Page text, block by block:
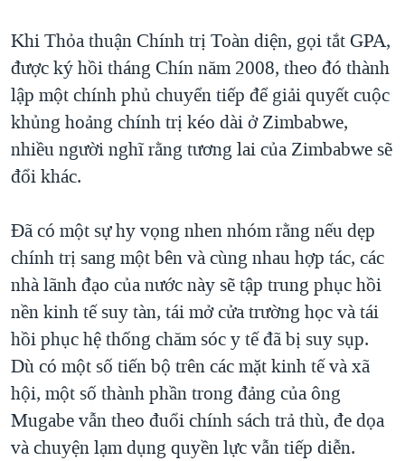
Khi Thỏa thuận Chính trị Toàn diện, gọi tắt GPA,
được ký hồi tháng Chín năm 2008, theo đó thành
lập một chính phủ chuyển tiếp để giải quyết cuộc
khủng hoảng chính trị kéo dài ở Zimbabwe,
nhiều người nghĩ rằng tương lai của Zimbabwe sẽ
đổi khác.
Đã có một sự hy vọng nhen nhóm rằng nếu dẹp
chính trị sang một bên và cùng nhau hợp tác, các
nhà lãnh đạo của nước này sẽ tập trung phục hồi
nền kinh tế suy tàn, tái mở cửa trường học và tái
hồi phục hệ thống chăm sóc y tế đã bị suy sụp.
Dù có một số tiến bộ trên các mặt kinh tế và xã
hội, một số thành phần trong đảng của ông
Mugabe vẫn theo đuổi chính sách trả thù, đe dọa
và chuyện lạm dụng quyền lực vẫn tiếp diễn.